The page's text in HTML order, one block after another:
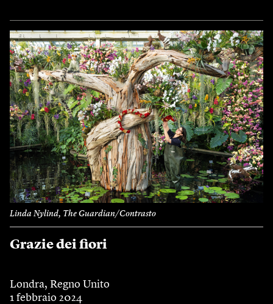
Linda Nylind, The Guardian/Contrasto
Grazie dei fiori
Londra, Regno Unito
1 febbraio 2024